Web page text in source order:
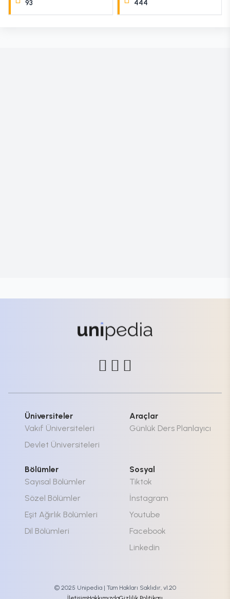
93 444
Üniversiteler
Vakıf Üniversiteleri
Devlet Üniversiteleri
Araçlar
Günlük Ders Planlayıcı
Bölümler
Sayısal Bölümler
Sözel Bölümler
Eşit Ağırlık Bölümleri
Dil Bölümleri
Sosyal
Tiktok
İnstagram
Youtube
Facebook
Linkedin
© 2025 Unipedia | Tüm Hakları Saklıdır, v1.20